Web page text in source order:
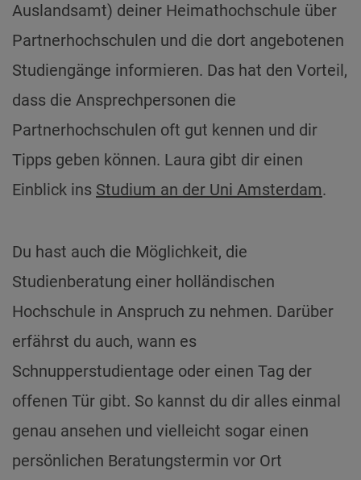
Auslandsamt) deiner Heimathochschule über
Partnerhochschulen und die dort angebotenen
Studiengänge informieren. Das hat den Vorteil,
dass die Ansprechpersonen die
Partnerhochschulen oft gut kennen und dir
Tipps geben können. Laura gibt dir einen
Einblick ins Studium an der Uni Amsterdam.
Du hast auch die Möglichkeit, die
Studienberatung einer holländischen
Hochschule in Anspruch zu nehmen. Darüber
erfährst du auch, wann es
Schnupperstudientage oder einen Tag der
offenen Tür gibt. So kannst du dir alles einmal
genau ansehen und vielleicht sogar einen
persönlichen Beratungstermin vor Ort